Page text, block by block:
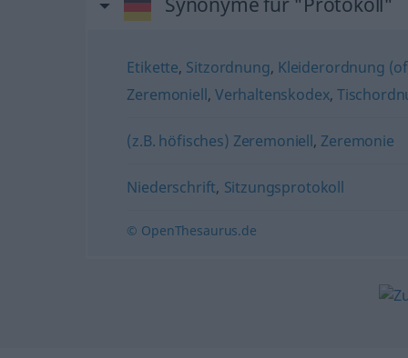
Etikette, Sitzordnung, Kleiderordnung
Zeremoniell, Verhaltenskodex,
(z.B. höfisches) Zeremoniell, Zeremonie
Niederschrift, Sitzungsprotokoll
© OpenThesaurus.de